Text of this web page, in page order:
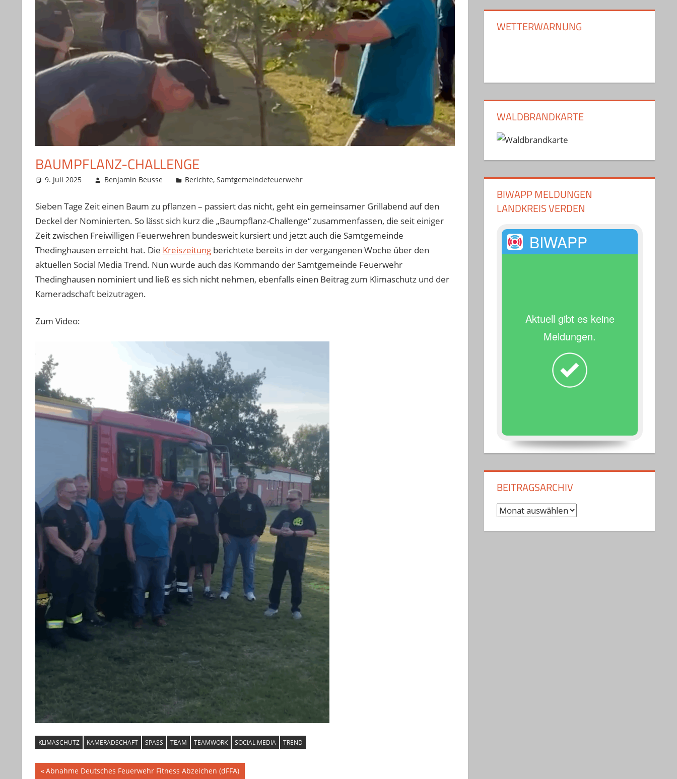
BAUMPFLANZ-CHALLENGE
9. Juli 2025 Benjamin Beusse Berichte,Samtgemeindefeuerwehr
Sieben Tage Zeit einen Baum zu pflanzen – passiert das nicht, geht ein gemeinsamer Grillabend auf den
Deckel der Nominierten. So lässt sich kurz die „Baumpflanz-Challenge“ zusammenfassen, die seit einiger
Zeit zwischen Freiwilligen Feuerwehren bundesweit kursiert und jetzt auch die Samtgemeinde
Thedinghausen erreicht hat. Die Kreiszeitungberichtete bereits in der vergangenen Woche über den
aktuellen Social Media Trend. Nun wurde auch das Kommando der Samtgemeinde Feuerwehr
Thedinghausen nominiert und ließ es sich nicht nehmen, ebenfalls einen Beitrag zum Klimaschutz und der
Kameradschaft beizutragen.
Zum Video:
KLIMASCHUTZ KAMERADSCHAFT SPASS TEAM TEAMWORK SOCIAL MEDIA TREND
Beitragsnavigation
Vorheriger
Abnahme Deutsches Feuerwehr Fitness Abzeichen (dFFA)
WETTERWARNUNG
WALDBRANDKARTE
BIWAPP MELDUNGEN
LANDKREIS VERDEN
BIWAPP
Aktuell gibt es keine
Meldungen.
BEITRAGSARCHIV
Beitragsarchiv